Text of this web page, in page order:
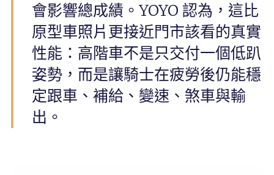
會影響總成績。YOYO 認為，這比
原型車照片更接近門市該看的真實
性能：高階車不是只交付一個低趴
姿勢，而是讓騎士在疲勞後仍能穩
定跟車、補給、變速、煞車與輸
出。